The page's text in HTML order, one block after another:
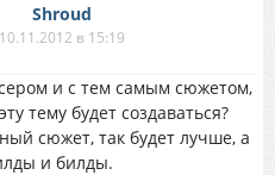
Shroud
10.11.2012 в 15:19
и с тем самым сюжетом,
тему будет создаваться?
сюжет, так будет лучше, а
и билды.